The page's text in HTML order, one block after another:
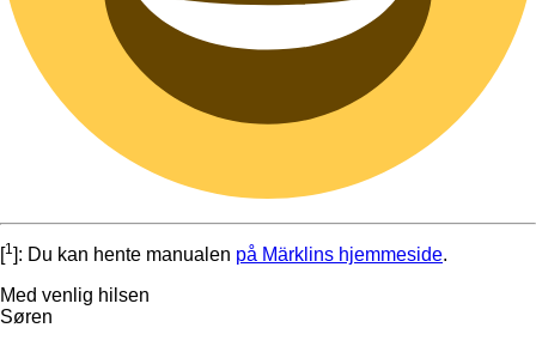
[1]: Du kan hente manualen på Märklins hjemmeside.
Med venlig hilsen
Søren